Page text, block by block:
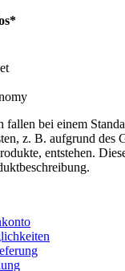
fallen bei einem
z. B. aufgrund des
entstehen.